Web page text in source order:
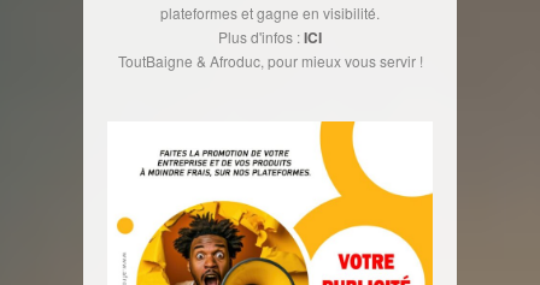
plateformes et gagne en visibilité.
Plus d'infos :ICI
ToutBaigne & Afroduc, pour mieux vous servir !